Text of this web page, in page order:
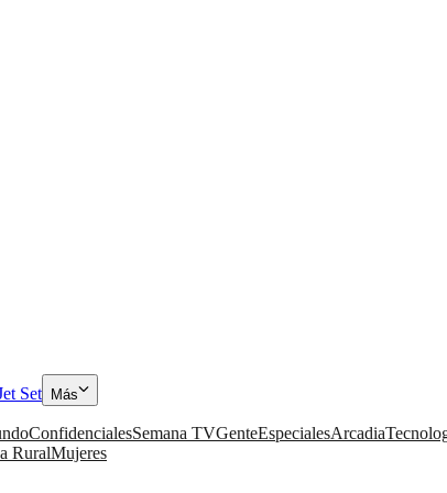
Set Más
ConfidencialesSemana TVGenteEspecialesArcadia
RuralMujeres